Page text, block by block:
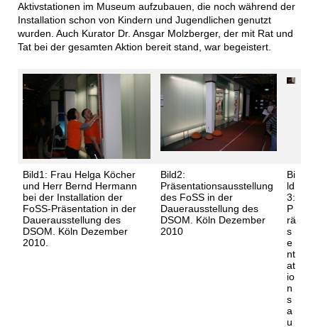
Aktivstationen im Museum aufzubauen, die noch während der
Installation schon von Kindern und Jugendlichen genutzt
wurden. Auch Kurator Dr. Ansgar Molzberger, der mit Rat und
Tat bei der gesamten Aktion bereit stand, war begeistert.
Bild1: Frau Helga Köcher
und Herr Bernd Hermann
bei der Installation der
FoSS-Präsentation in der
Dauerausstellung des
DSOM. Köln Dezember
2010.
Bild2:
Präsentationsausstellung
des FoSS in der
Dauerausstellung des
DSOM. Köln Dezember
2010
Bi
ld
3:
P
rä
s
e
nt
at
io
n
s
a
u